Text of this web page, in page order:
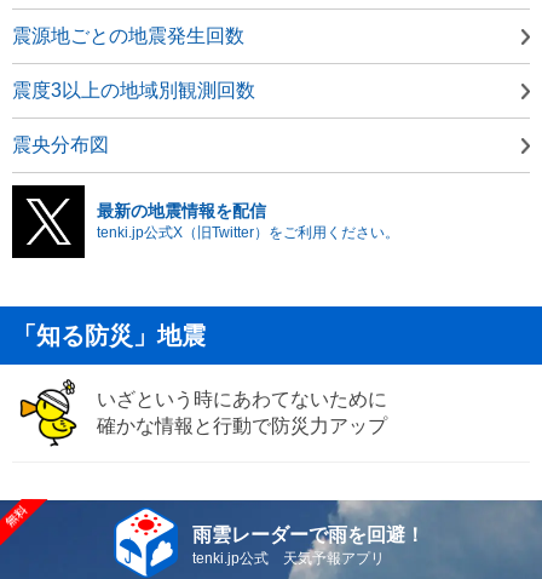
震源地ごとの地震発生回数
震度3以上の地域別観測回数
震央分布図
最新の地震情報を配信
tenki.jp公式X（旧Twitter）をご利用ください。
「知る防災」地震
いざという時にあわてないために
確かな情報と行動で防災力アップ
雨雲レーダーで雨を回避！
tenki.jp公式 天気予報アプリ